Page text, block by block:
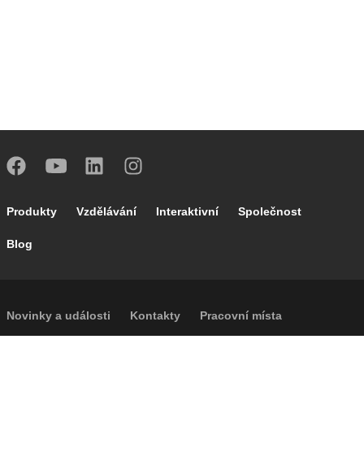
Footer main navigation
Produkty Vzdělávání Interaktivní Společnost
Blog
Footer secondary navigation
Novinky a události Kontakty Pracovní místa